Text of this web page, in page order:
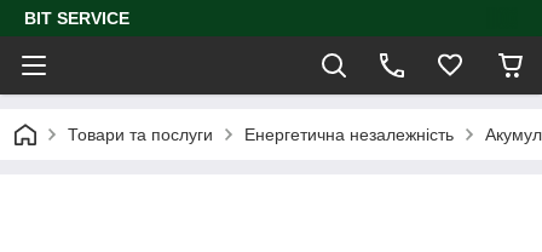
BIT SERVICE
Товари та послуги Енергетична незалежність